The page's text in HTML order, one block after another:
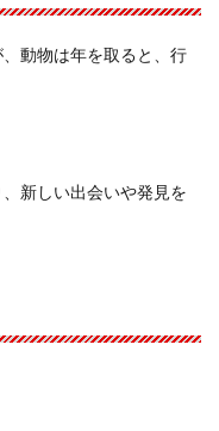
動物は年を取ると、行
新しい出会いや発見を